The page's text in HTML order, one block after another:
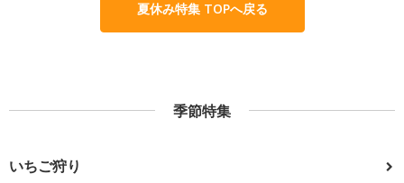
夏休み特集 TOPへ戻る
季節特集
いちご狩り